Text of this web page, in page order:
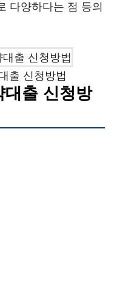
다양하다는 점 등의
출 신청방법
대출 신청방